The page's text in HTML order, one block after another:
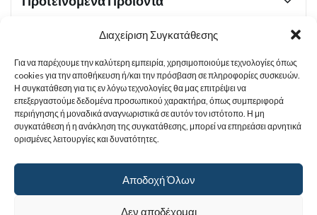
Διαχείριση Συγκατάθεσης
Για να παρέχουμε την καλύτερη εμπειρία, χρησιμοποιούμε τεχνολογίες όπως
cookies για την αποθήκευση ή/και την πρόσβαση σε πληροφορίες συσκευών.
Η συγκατάθεση για τις εν λόγω τεχνολογίες θα μας επιτρέψει να
επεξεργαστούμε δεδομένα προσωπικού χαρακτήρα, όπως συμπεριφορά
περιήγησης ή μοναδικά αναγνωριστικά σε αυτόν τον ιστότοπο. Η μη
συγκατάθεση ή η ανάκληση της συγκατάθεσης, μπορεί να επηρεάσει αρνητικά
ορισμένες λειτουργίες και δυνατότητες.
Αποδοχή Όλων
Δεν αποδέχομαι
Χρήσιμα Έγγραφα
Sitemap
Στοιχεία Επικοινωνίας